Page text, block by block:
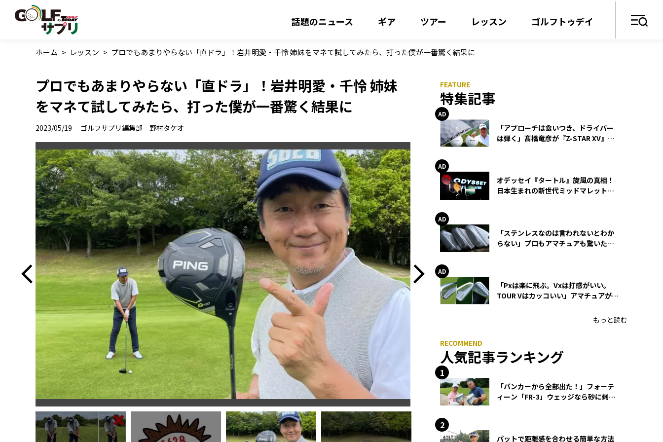
話題のニュース ギア ツアー レッスン ゴルフトゥデイ
ホーム > レッスン > プロでもあまりやらない「直ドラ」！岩井明愛・千怜 姉妹をマネて試してみたら、打った僕が一番驚く結果に
プロでもあまりやらない「直ドラ」！岩井明愛・千怜 姉妹
をマネて試してみたら、打った僕が一番驚く結果に
2023/05/19 ゴルフサプリ編集部 野村タケオ
特集記事
「アプローチは食いつき、ドライバー
は弾く」髙橋竜彦が『Z-STAR XV』を
オデッセイ『タートル』旋風の真相！
日本生まれの新世代ミッドマレットが
「ステンレスなのは言われないとわか
らない」プロもアマチュアも驚いた
「Pxは楽に飛ぶ。Vxは打感がいい。
TOUR Vはカッコいい」アマチュアが選
もっと読む
人気記事ランキング
「バンカーから全部出た！」フォーテ
ィーン「FR-3」ウェッジなら砂に刺さ
パットで距離感を合わせる簡単な方法